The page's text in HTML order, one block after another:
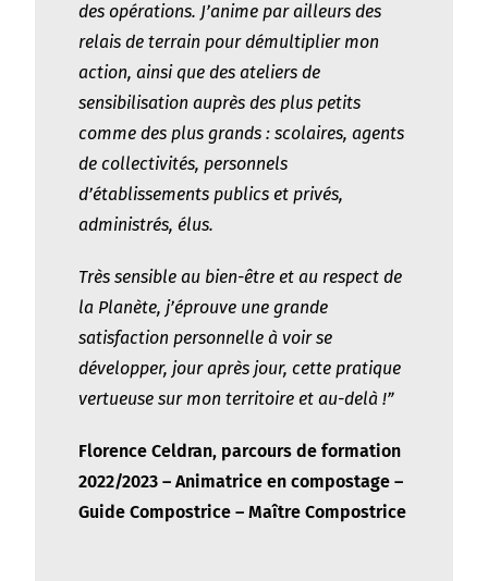
des opérations. J’anime par ailleurs des
relais de terrain pour démultiplier mon
action, ainsi que des ateliers de
sensibilisation auprès des plus petits
comme des plus grands : scolaires, agents
de collectivités, personnels
d’établissements publics et privés,
administrés, élus.
Très sensible au bien-être et au respect de
la Planète, j’éprouve une grande
satisfaction personnelle à voir se
développer, jour après jour, cette pratique
vertueuse sur mon territoire et au-delà !”
Florence Celdran, parcours de formation
2022/2023 – Animatrice en compostage –
Guide Compostrice – Maître Compostrice